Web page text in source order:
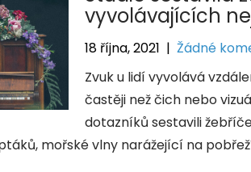
vyvolávajících
18 října, 2021 |Žádné
Zvuk u lidí vyvolává
častěji než čich nebo
dotazníků sestavili
mořské vlny narážející na